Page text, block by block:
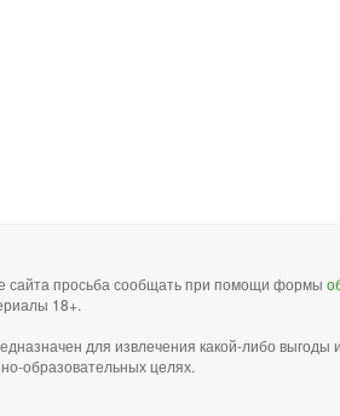
сайта просьба сообщать при помощи формы
18+.
для извлечения какой-либо выгоды
образовательных целях.